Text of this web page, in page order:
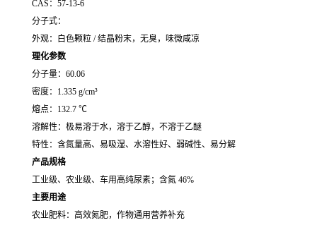
CAS： 57-13-6
分子式：
外观：白色颗粒 / 结晶粉末，无臭，味微咸凉
理化参数
分子量：60.06
密度：1.335 g/cm³
熔点：132.7 ℃
溶解性：极易溶于水，溶于乙醇，不溶于乙醚
特性：含氮量高、易吸湿、水溶性好、弱碱性、易分解
产品规格
工业级、农业级、车用高纯尿素；含氮 46%
主要用途
农业肥料：高效氮肥，作物通用营养补充